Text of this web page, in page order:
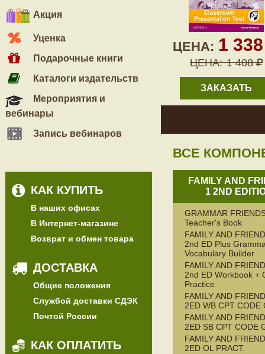
Акция
Уценка
Подарочные книги
Каталоги издательств
Мероприятия и
вебинары
Запись вебинаров
КАК КУПИТЬ
В наших офисах
В Интернет-магазине
Возврат и обмен товара
ДОСТАВКА
Общие положения
Службой доставки СДЭК
Почтой России
КАК ОПЛАТИТЬ
ЦЕНА: 1
ЦЕНА: 1 408
ЗАКАЗАТЬ
ВСЕ
FAMILY AND
1 2ND
GRAMMAR
Teacher's Book
FAMILY AND
2nd ED Plus
Vocabulary Builder
FAMILY AND
2nd ED Workbook +
Practice
FAMILY AND
2ED WB CPT CODE
FAMILY AND
2ED SB CPT CODE
FAMILY AND
2ED OL PRACT.